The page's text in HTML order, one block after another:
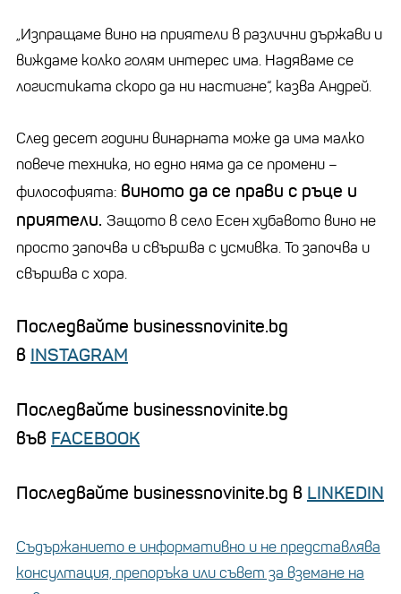
„Изпращаме вино на приятели в различни държави и
виждаме колко голям интерес има. Надяваме се
логистиката скоро да ни настигне“, казва Андрей.
След десет години винарната може да има малко
повече техника, но едно няма да се промени –
философията: виното да се прави с ръце и
приятели. Защото в село Есен хубавото вино не
просто започва и свършва с усмивка. То започва и
свършва с хора.
Последвайте businessnovinite.bg
в INSTAGRAM
Последвайте businessnovinite.bg
във FACEBOOK
Последвайте businessnovinite.bg в LINKEDIN
Съдържанието е информативно и не представлява
консултация, препоръка или съвет за вземане на